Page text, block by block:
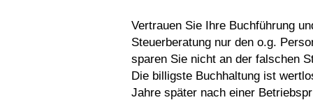
Vertrauen Sie Ihre Buchführung
Steuerberatung nur den o.g.
sparen Sie nicht an der falschen
Die billigste Buchhaltung ist
Jahre später nach einer